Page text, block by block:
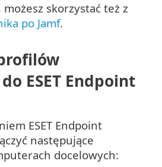
możesz skorzystać też z
po Jamf.
ESET Endpoint
ESET Endpoint
następujące
docelowych: